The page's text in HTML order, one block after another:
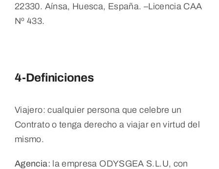
22330. Aínsa, Huesca, España. –Licencia CAA
Nº 433.
4-Definiciones
Viajero: cualquier persona que celebre un
Contrato o tenga derecho a viajar en virtud del
mismo.
Agencia: la empresa ODYSGEA S.L.U, con